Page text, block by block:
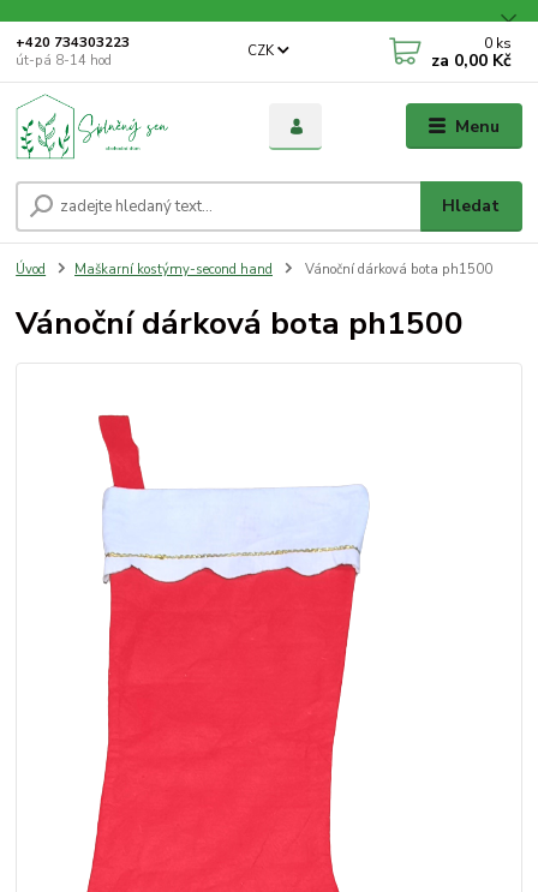
Menu
CZK
Hledat
+420 734303223
út-pá 8-14 hod
0 ks
za 0,00 Kč
Úvod Maškarní kostýmy-second hand Vánoční dárková bota ph1500
Vánoční dárková bota ph1500